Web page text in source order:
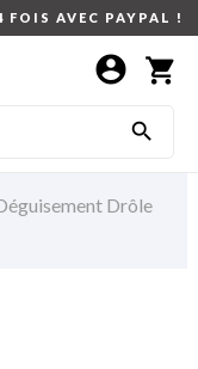
FOIS AVEC PAYPAL !
shopping_cart

account_circle
Drôle